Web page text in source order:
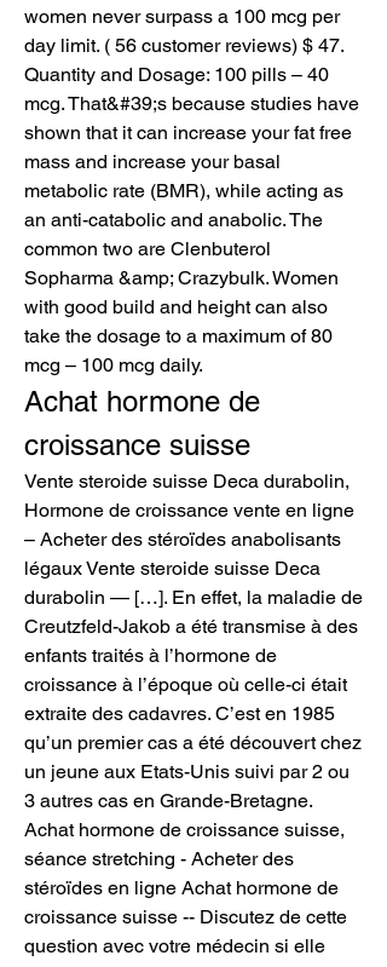
women never surpass a 100 mcg per
day limit. ( 56 customer reviews) $ 47.
Quantity and Dosage: 100 pills – 40
mcg. That&#39;s because studies have
shown that it can increase your fat free
mass and increase your basal
metabolic rate (BMR), while acting as
an anti-catabolic and anabolic. The
common two are Clenbuterol
Sopharma &amp; Crazybulk. Women
with good build and height can also
take the dosage to a maximum of 80
mcg – 100 mcg daily.
Achat hormone de
croissance suisse
Vente steroide suisse Deca durabolin,
Hormone de croissance vente en ligne
– Acheter des stéroïdes anabolisants
légaux Vente steroide suisse Deca
durabolin — […]. En effet, la maladie de
Creutzfeld-Jakob a été transmise à des
enfants traités à l’hormone de
croissance à l’époque où celle-ci était
extraite des cadavres. C’est en 1985
qu’un premier cas a été découvert chez
un jeune aux Etats-Unis suivi par 2 ou
3 autres cas en Grande-Bretagne.
Achat hormone de croissance suisse,
séance stretching - Acheter des
stéroïdes en ligne Achat hormone de
croissance suisse -- Discutez de cette
question avec votre médecin si elle